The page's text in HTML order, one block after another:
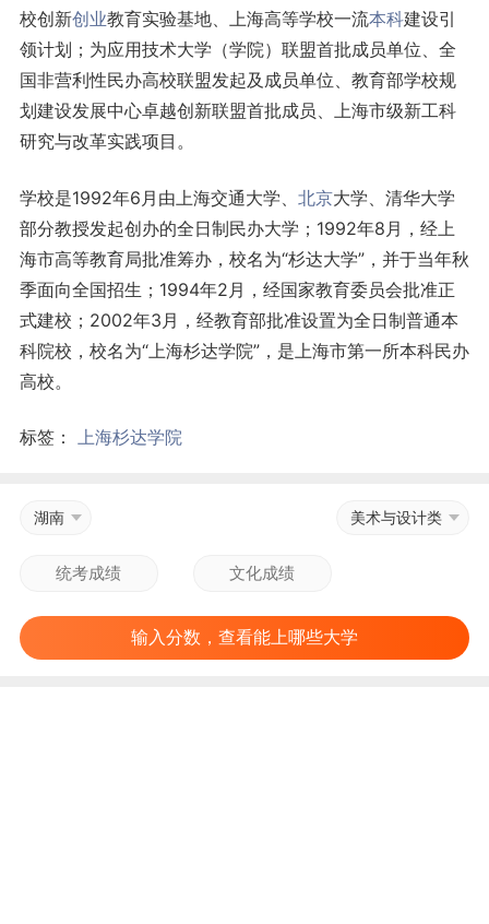
校创新创业教育实验基地、上海高等学校一流本科建设引
领计划；为应用技术大学（学院）联盟首批成员单位、全
国非营利性民办高校联盟发起及成员单位、教育部学校规
划建设发展中心卓越创新联盟首批成员、上海市级新工科
研究与改革实践项目。
学校是1992年6月由上海交通大学、 北京大学、清华大学
部分教授发起创办的全日制民办大学；1992年8月，经上
海市高等教育局批准筹办，校名为“杉达大学”，并于当年秋
季面向全国招生；1994年2月，经国家教育委员会批准正
式建校；2002年3月，经教育部批准设置为全日制普通本
科院校，校名为“上海杉达学院”，是上海市第一所本科民办
高校。
标签： 上海杉达学院
湖南 美术与设计类
输入分数，查看能上哪些大学